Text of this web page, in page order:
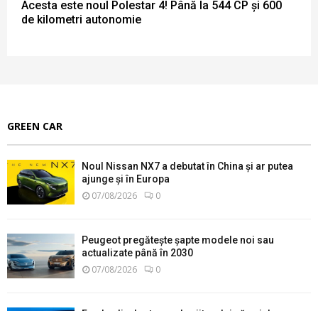
Acesta este noul Polestar 4! Până la 544 CP și 600
de kilometri autonomie
GREEN CAR
Noul Nissan NX7 a debutat în China și ar putea
ajunge și în Europa
07/08/2026 0
Peugeot pregătește șapte modele noi sau
actualizate până în 2030
07/08/2026 0